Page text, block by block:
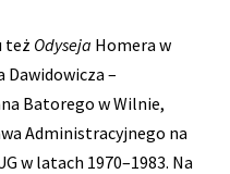
też Odyseja Homera w
Dawidowicza –
Batorego w Wilnie,
Administracyjnego na
w latach 1970–1983. Na